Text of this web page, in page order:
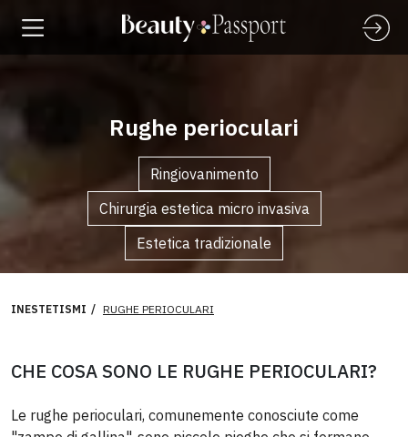
Rughe perioculari
Ringiovanimento
Chirurgia estetica micro invasiva
Estetica tradizionale
INESTETISMI RUGHE PERIOCULARI
CHE COSA SONO LE RUGHE PERIOCULARI?
Le rughe perioculari, comunemente conosciute come